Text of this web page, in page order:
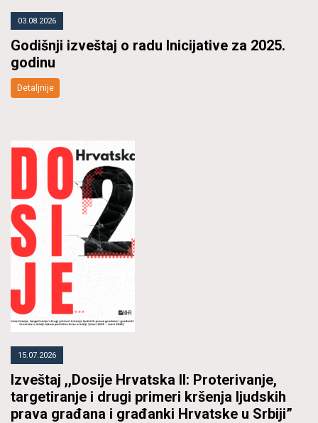
03.08.2026
Godišnji izveštaj o radu Inicijative za 2025.
godinu
Detaljnije
15.07.2026
Izveštaj ,,Dosije Hrvatska II: Proterivanje,
targetiranje i drugi primeri kršenja ljudskih
prava građana i građanki Hrvatske u Srbiji”